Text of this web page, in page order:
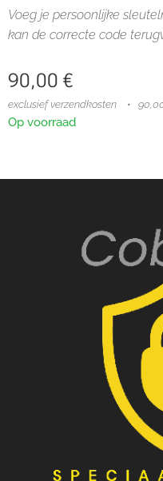
Voeg je persoonlijke
kan de correcte code
90,00 €
exclusief verzendkosten
Op voorraad